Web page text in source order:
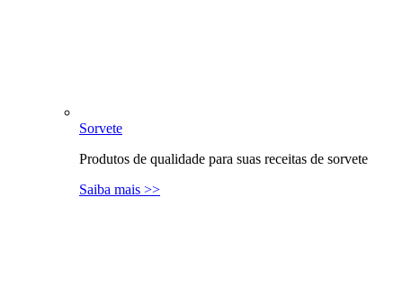
Sorvete
Produtos de qualidade para suas receitas de sorvete
Saiba mais >>